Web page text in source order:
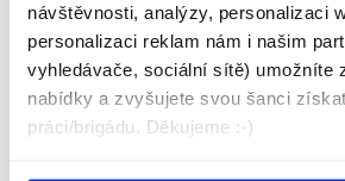
návštěvnosti, analýzy, personalizaci
personalizaci reklam nám i našim
vyhledávače, sociální sítě) umožníte
nabídky a zvyšujete svou šanci
práci/brigádu. Děkujeme :-)